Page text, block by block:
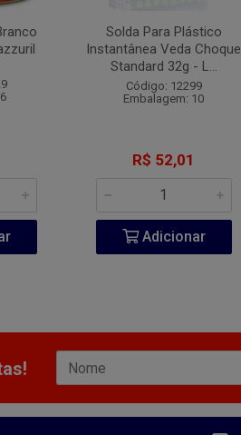
Solda Para Plástico
Instantânea Veda Choque
Standard 32g - L...
Código: 12299
Embalagem: 10
R$ 52,01
Adicionar